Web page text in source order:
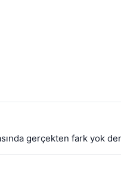
gerçekten fark yok